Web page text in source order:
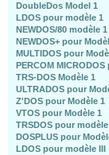
DoubleDos Model 1
LDOS pour modèle 1
NEWDOS/80 modèle 1
NEWDOS+ pour
MULTIDOS pour
PERCOM
TRS-DOS Modèle 1
ULTRADOS pour
Z'DOS pour Modèle 1
VTOS pour Modèle 1
TRSDOS pour modèle
DOSPLUS pour
LDOS pour modèle III